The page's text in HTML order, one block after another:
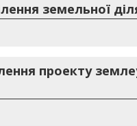
земельної
проекту